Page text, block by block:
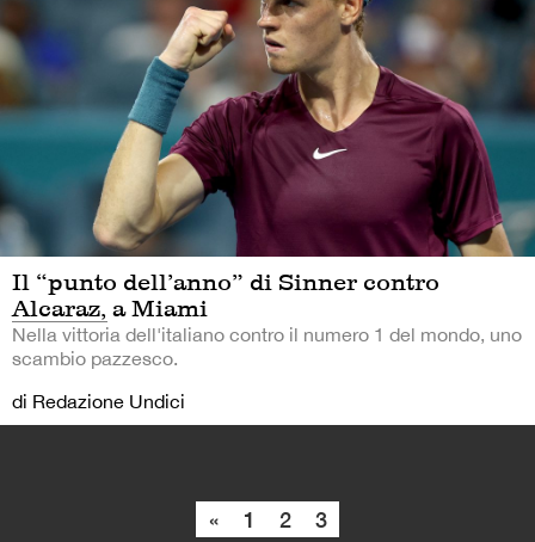
Il “punto dell’anno” di Sinner contro
Alcaraz, a Miami
Nella vittoria dell'italiano contro il numero 1 del mondo, uno
scambio pazzesco.
di Redazione Undici
« 1 2 3